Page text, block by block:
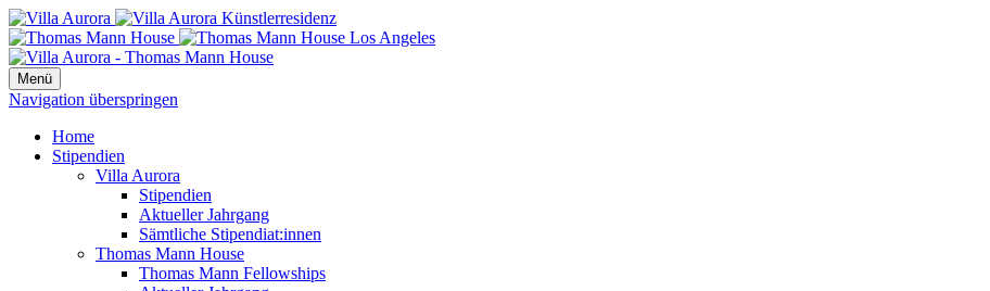
Menü
Navigation überspringen
Home
Stipendien
Villa Aurora
Stipendien
Aktueller Jahrgang
Sämtliche Stipendiat:innen
Thomas Mann House
Thomas Mann Fellowships